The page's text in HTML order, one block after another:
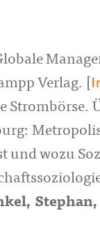
Verlag. [
Strombörse.
und wozu
Stephan